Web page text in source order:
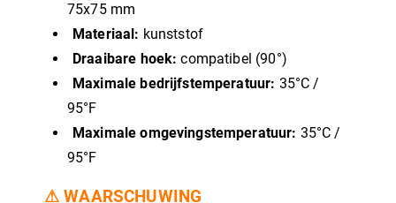
75x75 mm
Materiaal: kunststof
Draaibare hoek: compatibel (90°)
Maximale bedrijfstemperatuur: 35°C /
95°F
Maximale omgevingstemperatuur: 35°C /
95°F
⚠WAARSCHUWING